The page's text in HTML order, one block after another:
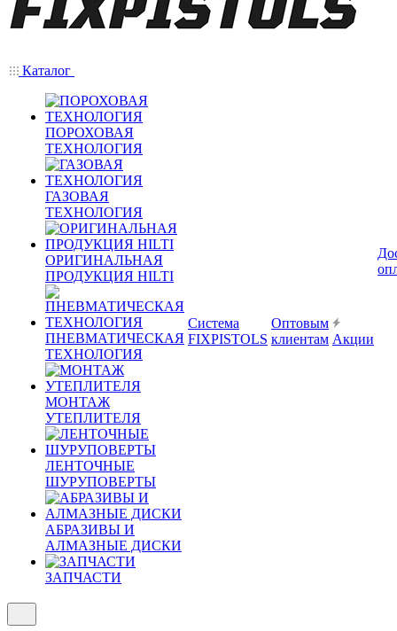
Каталог
ПОРОХОВАЯ
ТЕХНОЛОГИЯ
ГАЗОВАЯ
ТЕХНОЛОГИЯ
ОРИГИНАЛЬНАЯ
ПРОДУКЦИЯ HILTI
ПНЕВМАТИЧЕСКАЯ
ТЕХНОЛОГИЯ
МОНТАЖ
УТЕПЛИТЕЛЯ
ЛЕНТОЧНЫЕ
ШУРУПОВЕРТЫ
АБРАЗИВЫ И
АЛМАЗНЫЕ ДИСКИ
ЗАПЧАСТИ
Система
FIXPISTOLS
Оптовым
клиентам Акции